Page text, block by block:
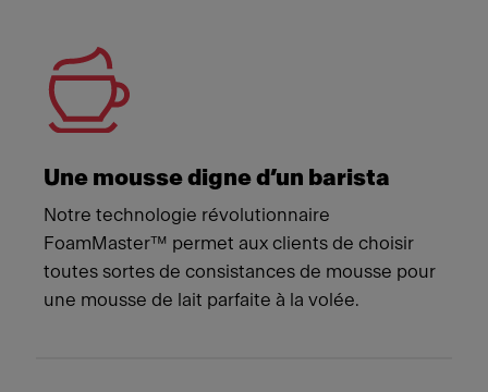
Une mousse digne d’un barista
Notre technologie révolutionnaire
FoamMaster™ permet aux clients de choisir
toutes sortes de consistances de mousse pour
une mousse de lait parfaite à la volée.